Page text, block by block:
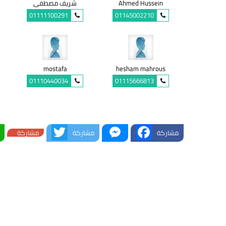
Ahmed Hussein
01145002210
شريف مصطفى
01111100291
hesham mahrous
01115666813
mostafa
01110440034
مشاركة Facebook
Messenger
مشاركة Twitterمشاركة